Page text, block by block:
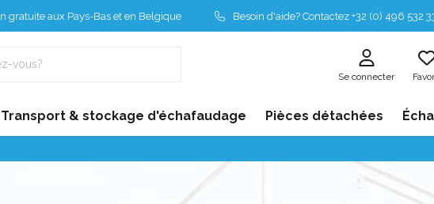
gratuite aux Pays-Bas et en Belgique Besoin d'aide? Contactez +32 (0) 496 532
Se connecter
Transport & stockage d'échafaudage Pièces détachées